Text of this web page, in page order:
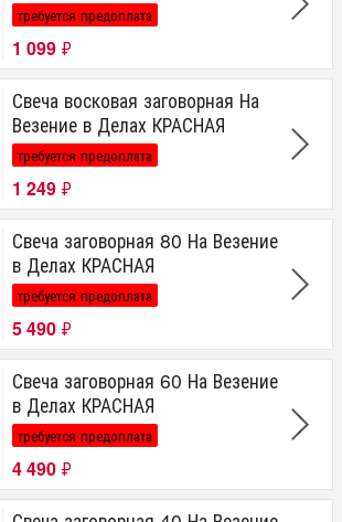
требуется предоплата
1 099 ₽
Свеча восковая заговорная На
Везение в Делах КРАСНАЯ
требуется предоплата
1 249 ₽
Свеча заговорная 80 На Везение
в Делах КРАСНАЯ
требуется предоплата
5 490 ₽
Свеча заговорная 60 На Везение
в Делах КРАСНАЯ
требуется предоплата
4 490 ₽